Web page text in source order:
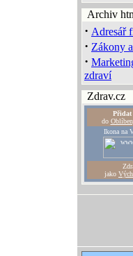
Archiv
· Adresář
· Zákony
·
zdraví
Zdrav.cz
Přidat
do
Ikona na
jako